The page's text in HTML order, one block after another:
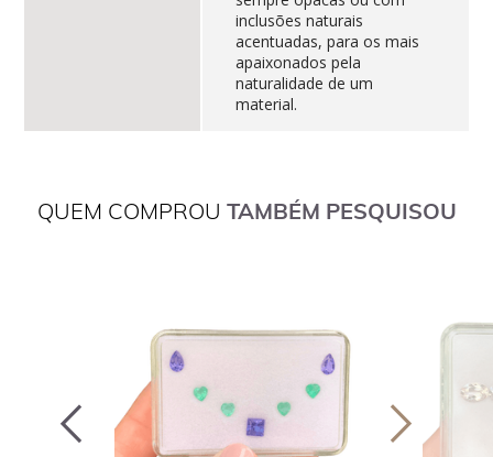
inclusões naturais
acentuadas, para os mais
apaixonados pela
naturalidade de um
material.
QUEM COMPROU TAMBÉM PESQUISOU